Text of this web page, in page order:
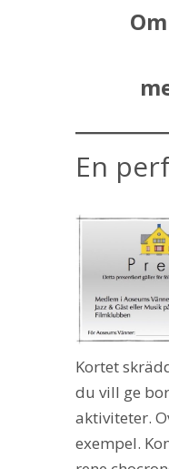
En
Kortet
du vill ge
aktiviteter.
exempel.